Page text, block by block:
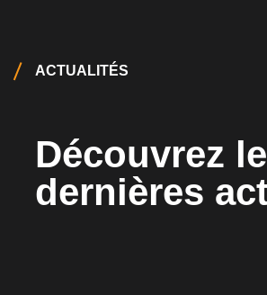
ACTUALITÉS
Découvrez
dernières